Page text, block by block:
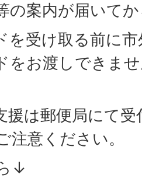
の案内が届いて
を受け取る前に
をお渡しできま
援は郵便局にて
注意ください。
↓